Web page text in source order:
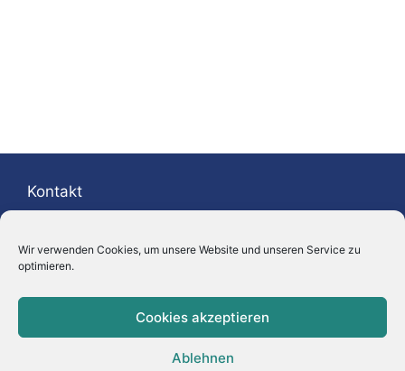
Wir verwenden Cookies, um unsere Website und unseren Service zu
optimieren.
Cookies akzeptieren
Ablehnen
Kontakt
Tel.: +49 621 – 31 88 04 70